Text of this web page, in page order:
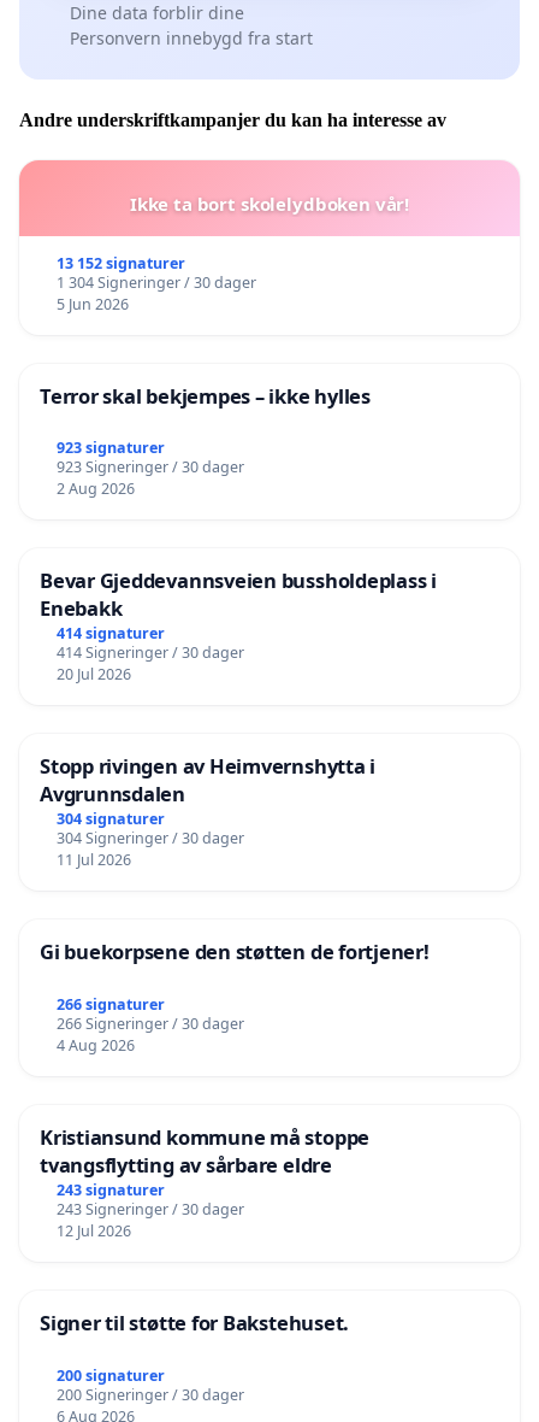
Dine data forblir dine
Personvern innebygd fra start
Andre underskriftkampanjer du kan ha interesse av
Ikke ta bort skolelydboken vår!
13 152 signaturer
1 304 Signeringer / 30 dager
5 Jun 2026
Terror skal bekjempes – ikke hylles
923 signaturer
923 Signeringer / 30 dager
2 Aug 2026
Bevar Gjeddevannsveien bussholdeplass i
Enebakk
414 signaturer
414 Signeringer / 30 dager
20 Jul 2026
Stopp rivingen av Heimvernshytta i
Avgrunnsdalen
304 signaturer
304 Signeringer / 30 dager
11 Jul 2026
Gi buekorpsene den støtten de fortjener!
266 signaturer
266 Signeringer / 30 dager
4 Aug 2026
Kristiansund kommune må stoppe
tvangsflytting av sårbare eldre
243 signaturer
243 Signeringer / 30 dager
12 Jul 2026
Signer til støtte for Bakstehuset.
200 signaturer
200 Signeringer / 30 dager
6 Aug 2026